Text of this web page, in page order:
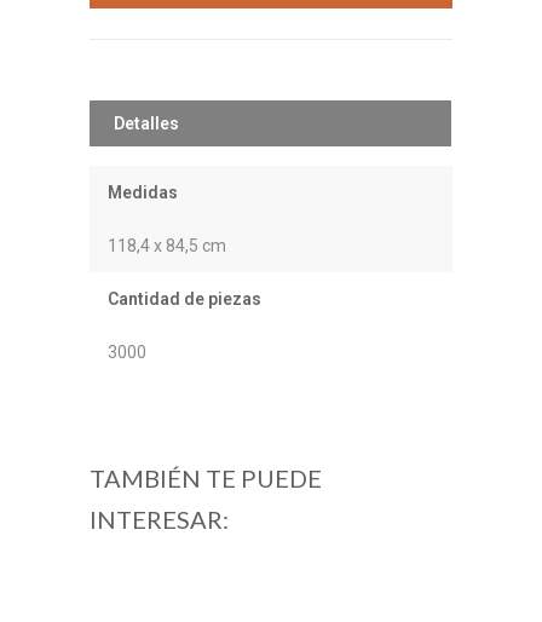
Detalles
Medidas
118,4 x 84,5 cm
Cantidad de piezas
3000
TAMBIÉN TE PUEDE
INTERESAR: